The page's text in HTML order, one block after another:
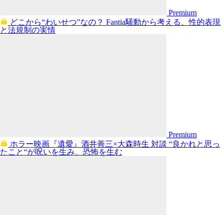
Premium
どこから“わいせつ”なの？ Fantia騒動から考える、性的表現
と法規制の実情
Premium
ホラー映画『遺愛』酒井善三×大森時生 対談 “良かれと思っ
たこと“が呪いを生み、恐怖を生む